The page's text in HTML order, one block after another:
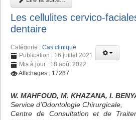
Les cellulites cervico-
dentaire
Catégorie : Cas clinique
Publication : 16 juillet 2021
Mis à jour : 18 août 2022
Affichages : 17287
W. MAHFOUD, M. KHAZANA, I.
Service d’Odontologie Chirurgicale,
Centre de Consultation et de